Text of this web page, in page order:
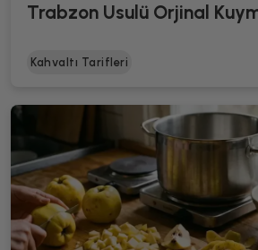
Trabzon Usulü Orjinal
Kahvaltı Tarifleri